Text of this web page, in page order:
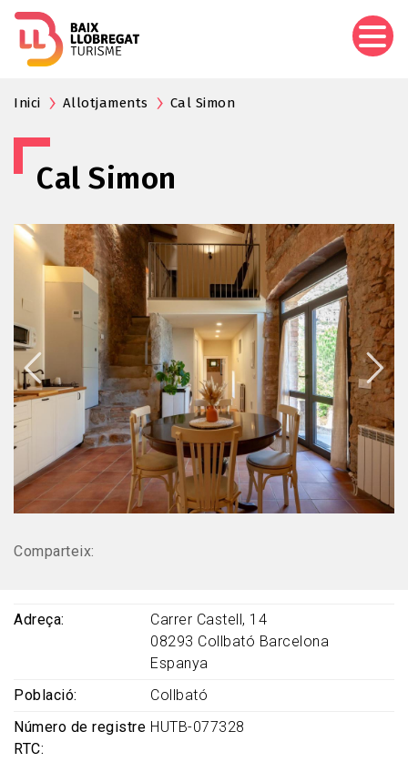
Inici Allotjaments Cal Simon
Cal Simon
Comparteix:
Adreça
Carrer Castell, 14
08293 Collbató Barcelona
Espanya
Població
Collbató
Número de registre
RTC
HUTB-077328